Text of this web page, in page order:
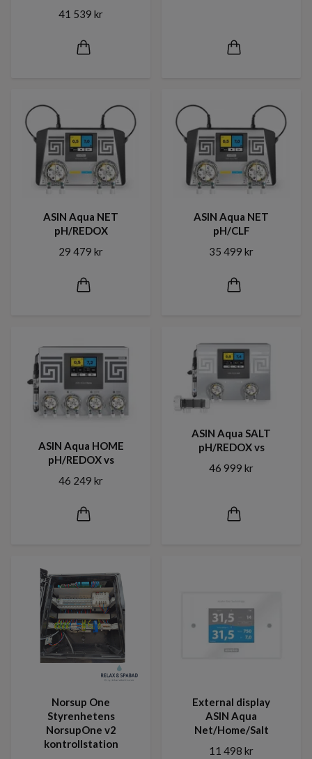
41 539 kr
ASIN Aqua NET
pH/REDOX
29 479 kr
ASIN Aqua NET
pH/CLF
35 499 kr
ASIN Aqua HOME
pH/REDOX vs
46 249 kr
ASIN Aqua SALT
pH/REDOX vs
46 999 kr
Norsup One
Styrenhetens
NorsupOne v2
kontrollstation
External display
ASIN Aqua
Net/Home/Salt
11 498 kr